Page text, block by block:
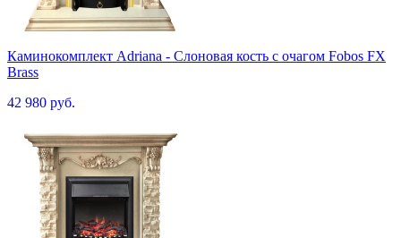
Каминокомплект Adriana - Cлоновая кость с очагом Fobos FX
Brass
42 980 руб.